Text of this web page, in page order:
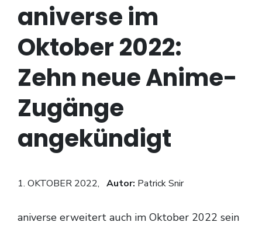
aniverse im
Oktober 2022:
Zehn neue Anime-
Zugänge
angekündigt
1. OKTOBER 2022, Autor: Patrick Snir
aniverse erweitert auch im Oktober 2022 sein